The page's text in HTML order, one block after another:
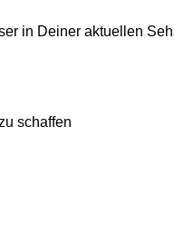
in Deiner aktuellen
schaffen